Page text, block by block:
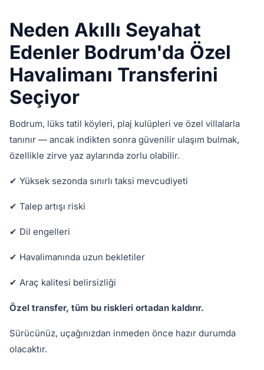
Neden Akıllı Seyahat
Edenler Bodrum'da Özel
Havalimanı Transferini
Seçiyor
Bodrum, lüks tatil köyleri, plaj kulüpleri ve özel villalarla
tanınır — ancak indikten sonra güvenilir ulaşım bulmak,
özellikle zirve yaz aylarında zorlu olabilir.
✔ Yüksek sezonda sınırlı taksi mevcudiyeti
✔ Talep artışı riski
✔ Dil engelleri
✔ Havalimanında uzun bekletiler
✔ Araç kalitesi belirsizliği
Özel transfer, tüm bu riskleri ortadan kaldırır.
Sürücünüz, uçağınızdan inmeden önce hazır durumda
olacaktır.